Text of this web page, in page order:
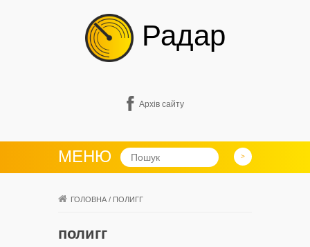
Радар
Архів сайту
МЕНЮ
ГОЛОВНА / ПОЛИГГ
полигг